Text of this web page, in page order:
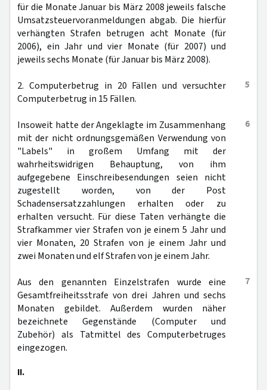
für die Monate Januar bis März 2008 jeweils falsche
Umsatzsteuervoranmeldungen abgab. Die hierfür
verhängten Strafen betrugen acht Monate (für
2006), ein Jahr und vier Monate (für 2007) und
jeweils sechs Monate (für Januar bis März 2008).
5
2. Computerbetrug in 20 Fällen und versuchter
Computerbetrug in 15 Fällen.
6
Insoweit hatte der Angeklagte im Zusammenhang
mit der nicht ordnungsgemäßen Verwendung von
"Labels" in großem Umfang mit der
wahrheitswidrigen Behauptung, von ihm
aufgegebene Einschreibesendungen seien nicht
zugestellt worden, von der Post
Schadensersatzzahlungen erhalten oder zu
erhalten versucht. Für diese Taten verhängte die
Strafkammer vier Strafen von je einem 5 Jahr und
vier Monaten, 20 Strafen von je einem Jahr und
zwei Monaten und elf Strafen von je einem Jahr.
7
Aus den genannten Einzelstrafen wurde eine
Gesamtfreiheitsstrafe von drei Jahren und sechs
Monaten gebildet. Außerdem wurden näher
bezeichnete Gegenstände (Computer und
Zubehör) als Tatmittel des Computerbetruges
eingezogen.
II.